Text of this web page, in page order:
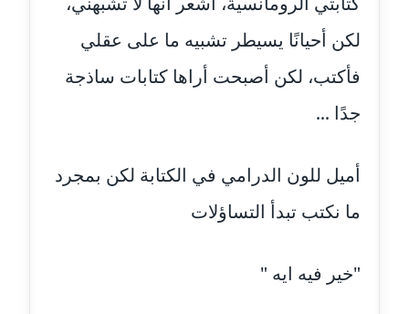
مدونة أحمد مليجي
عاملة
مدونة اريج الشرفا
عاملة
مدونة اسلام أبو علم
مدونة اسماء خوجة
لكن أحيانًا يسيطر تشبيه ما على عقلي
فأكتب، لكن أصبحت أراها كتابات ساذجة
جدًا ...
أميل للون الدرامي في الكتابة لكن بمجرد
ما نكتب تبدأ التساؤلات
"خير فيه ايه "